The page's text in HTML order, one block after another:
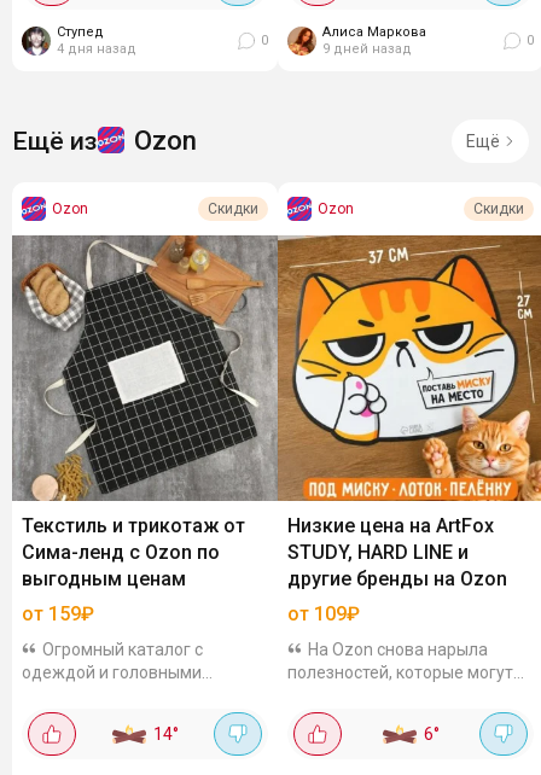
Ступед
4 дня назад
0
закупиться! Вот...
Алиса Маркова
9 дней назад
0
Ещё из Ozon Ещё
Ozon Скидки
Текстиль и трикотаж от
Сима-ленд с Ozon по
выгодным ценам
от 159₽
Огромный каталог с
одеждой и головными
взрослых. На одну и ту же
модель могут сильно
14°
Ozon Скидки
Низкие цена на ArtFox
STUDY, HARD LINE и
другие бренды на Ozon
от 109₽
На Ozon снова нарыла
полезностей, которые могут
🛒 Тут и школьные наборы, и
подарки, и даже коврик для
6°